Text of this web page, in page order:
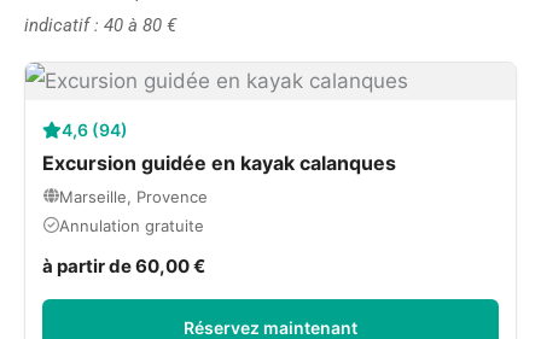
indicatif : 40 à 80 €
4,6 (94)
Excursion guidée en kayak calanques
Marseille, Provence
Annulation gratuite
à partir de 60,00 €
Réservez maintenant